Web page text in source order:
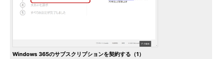
Windows 365のサブスクリプションを契約する（1）